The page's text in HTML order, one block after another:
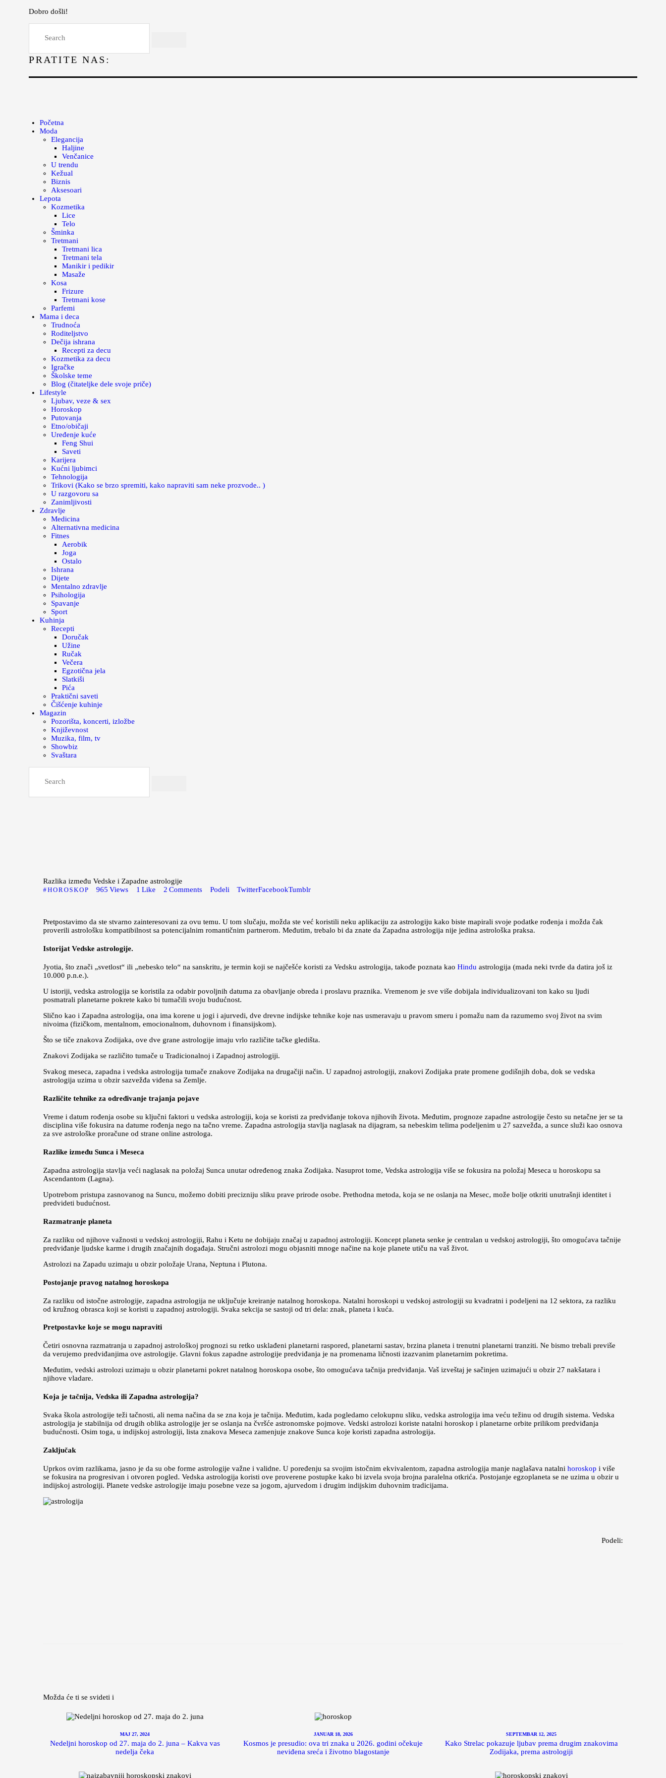
Dobro došli!
PRATITE NAS:
Početna
Moda
Elegancija
Haljine
Venčanice
U trendu
Kežual
Biznis
Aksesoari
Lepota
Kozmetika
Lice
Telo
Šminka
Tretmani
Tretmani lica
Tretmani tela
Manikir i pedikir
Masaže
Kosa
Frizure
Tretmani kose
Parfemi
Mama i deca
Trudnoća
Roditeljstvo
Dečija ishrana
Recepti za decu
Kozmetika za decu
Igračke
Školske teme
Blog (čitateljke dele svoje priče)
Lifestyle
Ljubav, veze & sex
Horoskop
Putovanja
Etno/običaji
Uređenje kuće
Feng Shui
Saveti
Karijera
Kućni ljubimci
Tehnologija
Trikovi (Kako se brzo spremiti, kako napraviti sam neke prozvode.. )
U razgovoru sa
Zanimljivosti
Zdravlje
Medicina
Alternativna medicina
Fitnes
Aerobik
Joga
Ostalo
Ishrana
Dijete
Mentalno zdravlje
Psihologija
Spavanje
Sport
Kuhinja
Recepti
Doručak
Užine
Ručak
Večera
Egzotična jela
Slatkiši
Pića
Praktični saveti
Čišćenje kuhinje
Magazin
Pozorišta, koncerti, izložbe
Književnost
Muzika, film, tv
Showbiz
Svaštara
Lepota
Kuhinja
Magazin
Razlika između Vedske i Zapadne astrologije
HOROSKOP 965 Views 1 Like 2 Comments Podeli TwitterFacebookTumblr
Pretpostavimo da ste stvarno zainteresovani za ovu temu. U tom slučaju, možda ste već koristili neku aplikaciju za astrologiju kako biste mapirali svoje podatke rođenja i možda čak
proverili astrološku kompatibilnost sa potencijalnim romantičnim partnerom. Međutim, trebalo bi da znate da Zapadna astrologija nije jedina astrološka praksa.
Istorijat Vedske astrologije.
Jyotia, što znači „svetlost“ ili „nebesko telo“ na sanskritu, je termin koji se najčešće koristi za Vedsku astrologija, takođe poznata kao Hindu astrologija (mada neki tvrde da datira još iz
10.000 p.n.e.).
U istoriji, vedska astrologija se koristila za odabir povoljnih datuma za obavljanje obreda i proslavu praznika. Vremenom je sve više dobijala individualizovani ton kako su ljudi
posmatrali planetarne pokrete kako bi tumačili svoju budućnost.
Slično kao i Zapadna astrologija, ona ima korene u jogi i ajurvedi, dve drevne indijske tehnike koje nas usmeravaju u pravom smeru i pomažu nam da razumemo svoj život na svim
nivoima (fizičkom, mentalnom, emocionalnom, duhovnom i finansijskom).
Što se tiče znakova Zodijaka, ove dve grane astrologije imaju vrlo različite tačke gledišta.
Znakovi Zodijaka se različito tumače u Tradicionalnoj i Zapadnoj astrologiji.
Svakog meseca, zapadna i vedska astrologija tumače znakove Zodijaka na drugačiji način. U zapadnoj astrologiji, znakovi Zodijaka prate promene godišnjih doba, dok se vedska
astrologija uzima u obzir sazvežđa viđena sa Zemlje.
Različite tehnike za određivanje trajanja pojave
Vreme i datum rođenja osobe su ključni faktori u vedska astrologiji, koja se koristi za predviđanje tokova njihovih života. Međutim, prognoze zapadne astrologije često su netačne jer se ta
disciplina više fokusira na datume rođenja nego na tačno vreme. Zapadna astrologija stavlja naglasak na dijagram, sa nebeskim telima podeljenim u 27 sazvežđa, a sunce služi kao osnova
za sve astrološke proračune od strane online astrologa.
Razlike između Sunca i Meseca
Zapadna astrologija stavlja veći naglasak na položaj Sunca unutar određenog znaka Zodijaka. Nasuprot tome, Vedska astrologija više se fokusira na položaj Meseca u horoskopu sa
Ascendantom (Lagna).
Upotrebom pristupa zasnovanog na Suncu, možemo dobiti precizniju sliku prave prirode osobe. Prethodna metoda, koja se ne oslanja na Mesec, može bolje otkriti unutrašnji identitet i
predvideti budućnost.
Razmatranje planeta
Za razliku od njihove važnosti u vedskoj astrologiji, Rahu i Ketu ne dobijaju značaj u zapadnoj astrologiji. Koncept planeta senke je centralan u vedskoj astrologiji, što omogućava tačnije
predviđanje ljudske karme i drugih značajnih događaja. Stručni astrolozi mogu objasniti mnoge načine na koje planete utiču na vaš život.
Astrolozi na Zapadu uzimaju u obzir položaje Urana, Neptuna i Plutona.
Postojanje pravog natalnog horoskopa
Za razliku od istočne astrologije, zapadna astrologija ne uključuje kreiranje natalnog horoskopa. Natalni horoskopi u vedskoj astrologiji su kvadratni i podeljeni na 12 sektora, za razliku
od kružnog obrasca koji se koristi u zapadnoj astrologiji. Svaka sekcija se sastoji od tri dela: znak, planeta i kuća.
Pretpostavke koje se mogu napraviti
Četiri osnovna razmatranja u zapadnoj astrološkoj prognozi su retko usklađeni planetarni raspored, planetarni sastav, brzina planeta i trenutni planetarni tranziti. Ne bismo trebali previše
da verujemo predviđanjima ove astrologije. Glavni fokus zapadne astrologije predviđanja je na promenama ličnosti izazvanim planetarnim pokretima.
Međutim, vedski astrolozi uzimaju u obzir planetarni pokret natalnog horoskopa osobe, što omogućava tačnija predviđanja. Vaš izveštaj je sačinjen uzimajući u obzir 27 nakšatara i
njihove vladare.
Koja je tačnija, Vedska ili Zapadna astrologija?
Svaka škola astrologije teži tačnosti, ali nema načina da se zna koja je tačnija. Međutim, kada pogledamo celokupnu sliku, vedska astrologija ima veću težinu od drugih sistema. Vedska
astrologija je stabilnija od drugih oblika astrologije jer se oslanja na čvršće astronomske pojmove. Vedski astrolozi koriste natalni horoskop i planetarne orbite prilikom predviđanja
budućnosti. Osim toga, u indijskoj astrologiji, lista znakova Meseca zamenjuje znakove Sunca koje koristi zapadna astrologija.
Zaključak
Uprkos ovim razlikama, jasno je da su obe forme astrologije važne i validne. U poređenju sa svojim istočnim ekvivalentom, zapadna astrologija manje naglašava natalni horoskop i više
se fokusira na progresivan i otvoren pogled. Vedska astrologija koristi ove proverene postupke kako bi izvela svoja brojna paralelna otkrića. Postojanje egzoplaneta se ne uzima u obzir u
indijskoj astrologiji. Planete vedske astrologije imaju posebne veze sa jogom, ajurvedom i drugim indijskim duhovnim tradicijama.
Podeli:
Možda će ti se svideti i
MAJ 27, 2024
Nedeljni horoskop od 27. maja do 2. juna – Kakva vas
nedelja čeka
JANUAR 18, 2026
Kosmos je presudio: ova tri znaka u 2026. godini očekuje
neviđena sreća i životno blagostanje
SEPTEMBAR 12, 2025
Kako Strelac pokazuje ljubav prema drugim znakovima
Zodijaka, prema astrologiji